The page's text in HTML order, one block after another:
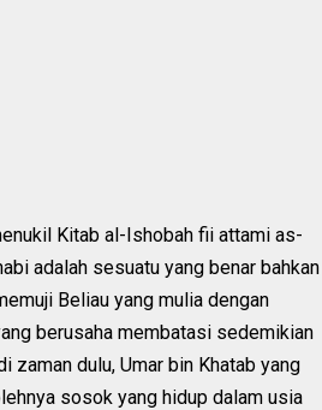
Kitab al-Ishobah fii attami as-
adalah sesuatu yang benar bahkan
Beliau yang mulia dengan
berusaha membatasi sedemikian
zaman dulu, Umar bin Khatab yang
sosok yang hidup dalam usia